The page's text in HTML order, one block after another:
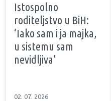
Istospolno
roditeljstvo u BiH:
‘Iako sam i ja majka,
u sistemu sam
nevidljiva’
02. 07. 2026